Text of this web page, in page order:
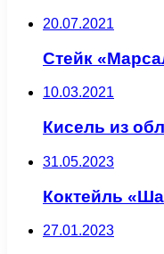
20.07.2021
Стейк
10.03.2021
Кисель из
31.05.2023
Коктейль
27.01.2023